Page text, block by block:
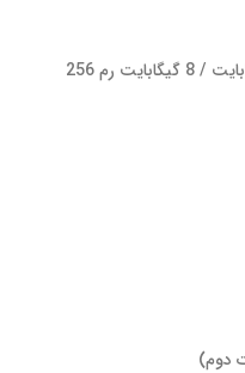
128 گیگابایت / 6 گیگابایت رم 128 گیگابایت / 8 گیگابایت رم 256